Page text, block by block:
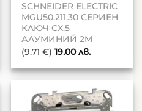
SCHNEIDER ELECTRIC
MGU50.211.30 СЕРИЕН
КЛЮЧ СХ.5
АЛУМИНИЙ 2M
(9.71 €) 19.00лв.